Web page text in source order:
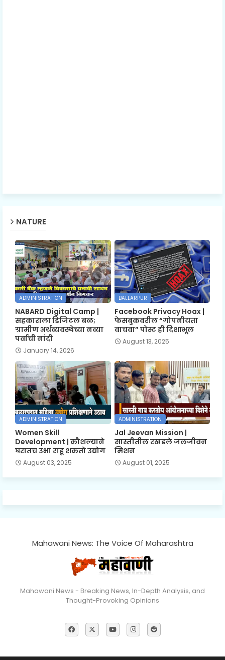
NATURE
ADMINISTRATION
NABARD Digital Camp |
सहकाराला डिजिटल बळ;
ग्रामीण अर्थव्यवस्थेच्या नव्या
पर्वाची नांदी
January 14, 2026
BALLARPUR
Facebook Privacy Hoax |
फेसबुकवरील “गोपनीयता
वाचवा” पोस्ट ही दिशाभूल
August 13, 2025
ADMINISTRATION
Women Skill
Development | कौशल्याने
घरातच उभा राहू शकतो उद्योग
August 03, 2025
ADMINISTRATION
Jal Jeevan Mission |
सास्तीतील रखडले जलजीवन
मिशन
August 01, 2025
Mahawani News: The Voice Of Maharashtra
Mahawani News - Breaking News, In-Depth Analysis, and
Thought-Provoking Opinions